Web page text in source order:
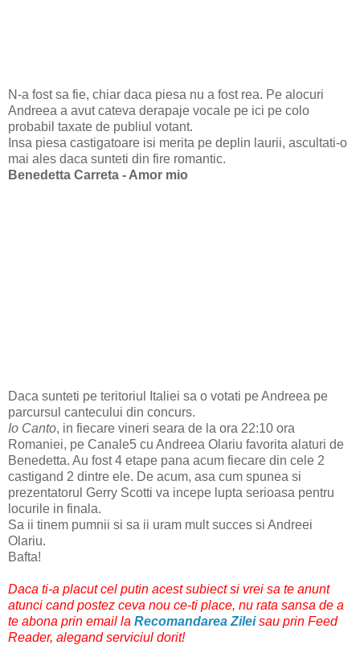
N-a fost sa fie, chiar daca piesa nu a fost rea. Pe alocuri
Andreea a avut cateva derapaje vocale pe ici pe colo
probabil taxate de publiul votant.
Insa piesa castigatoare isi merita pe deplin laurii, ascultati-o
mai ales daca sunteti din fire romantic.
Benedetta Carreta - Amor mio
Daca sunteti pe teritoriul Italiei sa o votati pe Andreea pe
parcursul cantecului din concurs.
Io Canto, in fiecare vineri seara de la ora 22:10 ora
Romaniei, pe Canale5 cu Andreea Olariu favorita alaturi de
Benedetta. Au fost 4 etape pana acum fiecare din cele 2
castigand 2 dintre ele. De acum, asa cum spunea si
prezentatorul Gerry Scotti va incepe lupta serioasa pentru
locurile in finala.
Sa ii tinem pumnii si sa ii uram mult succes si Andreei
Olariu.
Bafta!
Daca ti-a placut cel putin acest subiect si vrei sa te anunt
atunci cand postez ceva nou ce-ti place, nu rata sansa de a
te abona prin email la Recomandarea Zileisau prin Feed
Reader, alegand serviciul dorit!